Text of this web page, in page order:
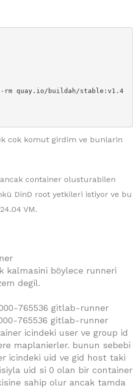
cok komut girdim ve bunlarin
container olusturabilen
DinD root yetkileri istiyor ve bu
VM.
kalmasini böylece runneri
degil.
765536 gitlab-runner
765536 gitlab-runner
icindeki user ve group id
maplanierler. bunun sebebi
icindeki uid ve gid host taki
uid si 0 olan bir container
sahip olur ancak tamda